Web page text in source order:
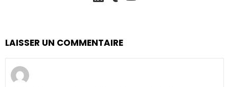
LAISSER UN COMMENTAIRE